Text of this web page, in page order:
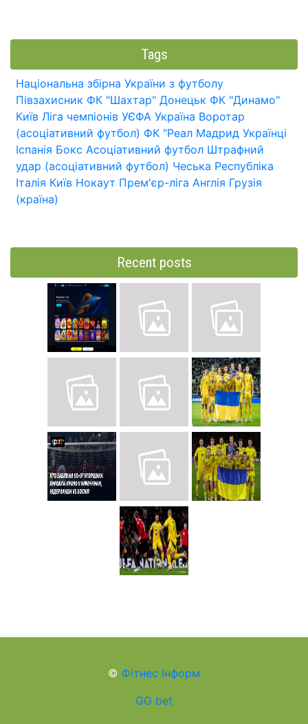
Tags
Національна збірна України з футболу
Півзахисник ФК "Шахтар" Донецьк ФК "Динамо"
Київ Ліга чемпіонів УЄФА Україна Воротар
(асоціативний футбол) ФК "Реал Мадрид Українці
Іспанія Бокс Асоціативний футбол Штрафний
удар (асоціативний футбол) Чеська Республіка
Італія Київ Нокаут Прем'єр-ліга Англія Грузія
(країна)
Recent posts
© Фітнес Інформ
GG bet